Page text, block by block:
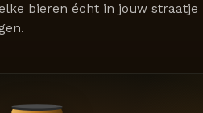
bieren écht in jouw straatje